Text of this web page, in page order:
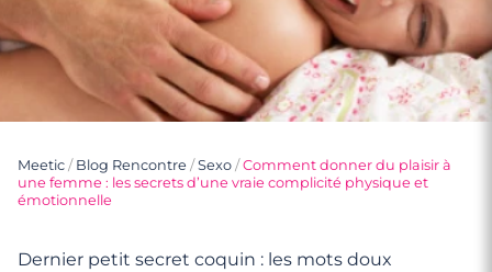
Meetic / Blog Rencontre /Sexo /Comment donner du plaisir à
une femme : les secrets d’une vraie complicité physique et
émotionnelle
Dernier petit secret coquin : les mots doux